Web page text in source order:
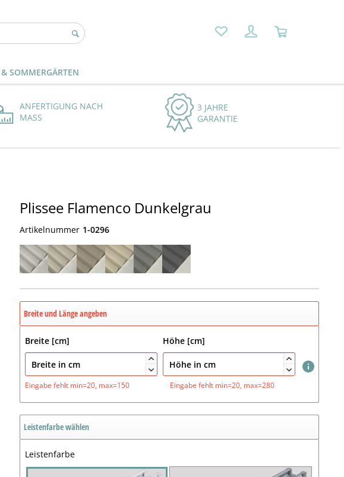
SOMMERGÄRTEN
ANFERTIGUNG NACH
MASS
3 JAHRE
GARANTIE
Plissee Flamenco Dunkelgrau
Artikelnummer 1-0296
Breite und Länge angeben
Breite [cm]


Höhe [cm]


Eingabe fehlt min=20, max=150 Eingabe fehlt min=20, max=280
Leistenfarbe wählen
Leistenfarbe